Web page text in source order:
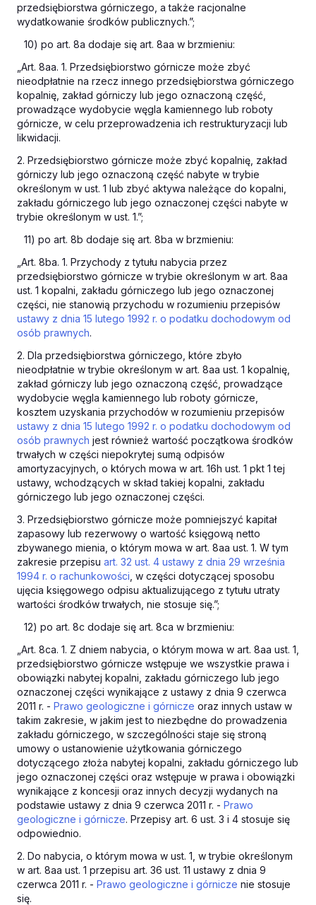
przedsiębiorstwa górniczego, a także racjonalne
wydatkowanie środków publicznych.”;
10) po art. 8a dodaje się art. 8aa w brzmieniu:
„Art. 8aa. 1. Przedsiębiorstwo górnicze może zbyć
nieodpłatnie na rzecz innego przedsiębiorstwa górniczego
kopalnię, zakład górniczy lub jego oznaczoną część,
prowadzące wydobycie węgla kamiennego lub roboty
górnicze, w celu przeprowadzenia ich restrukturyzacji lub
likwidacji.
2. Przedsiębiorstwo górnicze może zbyć kopalnię, zakład
górniczy lub jego oznaczoną część nabyte w trybie
określonym w ust. 1 lub zbyć aktywa należące do kopalni,
zakładu górniczego lub jego oznaczonej części nabyte w
trybie określonym w ust. 1.”;
11) po art. 8b dodaje się art. 8ba w brzmieniu:
„Art. 8ba. 1. Przychody z tytułu nabycia przez
przedsiębiorstwo górnicze w trybie określonym w art. 8aa
ust. 1 kopalni, zakładu górniczego lub jego oznaczonej
części, nie stanowią przychodu w rozumieniu przepisów
ustawy z dnia 15 lutego 1992 r. o podatku dochodowym od
osób prawnych.
2. Dla przedsiębiorstwa górniczego, które zbyło
nieodpłatnie w trybie określonym w art. 8aa ust. 1 kopalnię,
zakład górniczy lub jego oznaczoną część, prowadzące
wydobycie węgla kamiennego lub roboty górnicze,
kosztem uzyskania przychodów w rozumieniu przepisów
ustawy z dnia 15 lutego 1992 r. o podatku dochodowym od
osób prawnych jest również wartość początkowa środków
trwałych w części niepokrytej sumą odpisów
amortyzacyjnych, o których mowa w art. 16h ust. 1 pkt 1 tej
ustawy, wchodzących w skład takiej kopalni, zakładu
górniczego lub jego oznaczonej części.
3. Przedsiębiorstwo górnicze może pomniejszyć kapitał
zapasowy lub rezerwowy o wartość księgową netto
zbywanego mienia, o którym mowa w art. 8aa ust. 1. W tym
zakresie przepisu art. 32 ust. 4 ustawy z dnia 29 września
1994 r. o rachunkowości , w części dotyczącej sposobu
ujęcia księgowego odpisu aktualizującego z tytułu utraty
wartości środków trwałych, nie stosuje się.”;
12) po art. 8c dodaje się art. 8ca w brzmieniu:
„Art. 8ca. 1. Z dniem nabycia, o którym mowa w art. 8aa ust. 1,
przedsiębiorstwo górnicze wstępuje we wszystkie prawa i
obowiązki nabytej kopalni, zakładu górniczego lub jego
oznaczonej części wynikające z ustawy z dnia 9 czerwca
2011 r. - Prawo geologiczne i górnicze oraz innych ustaw w
takim zakresie, w jakim jest to niezbędne do prowadzenia
zakładu górniczego, w szczególności staje się stroną
umowy o ustanowienie użytkowania górniczego
dotyczącego złoża nabytej kopalni, zakładu górniczego lub
jego oznaczonej części oraz wstępuje w prawa i obowiązki
wynikające z koncesji oraz innych decyzji wydanych na
podstawie ustawy z dnia 9 czerwca 2011 r. - Prawo
geologiczne i górnicze. Przepisy art. 6 ust. 3 i 4 stosuje się
odpowiednio.
2. Do nabycia, o którym mowa w ust. 1, w trybie określonym
w art. 8aa ust. 1 przepisu art. 36 ust. 11 ustawy z dnia 9
czerwca 2011 r. - Prawo geologiczne i górnicze nie stosuje
się.